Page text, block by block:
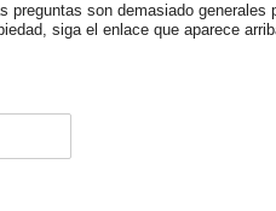
son demasiado generales
siga el enlace que aparece